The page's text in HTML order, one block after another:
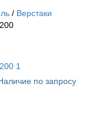
Верстаки
по запросу